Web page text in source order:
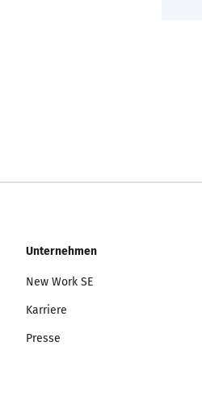
Unternehmen
New Work SE
Karriere
Presse